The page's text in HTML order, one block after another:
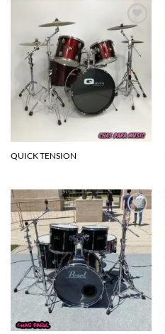
Agregar
a la
lista de
deseos
QUICK TENSION
Agregar
a la
lista de
deseos